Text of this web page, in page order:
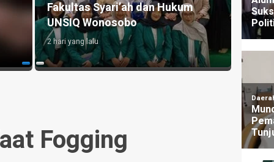
untuk Pengelolaan Sampah
Berkelanjutan di Cirebon
3 hari yang lalu
Aksi,
1 hari
Fogging